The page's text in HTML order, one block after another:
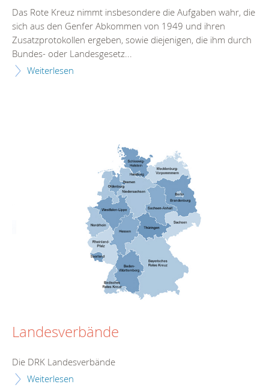
Das Rote Kreuz nimmt insbesondere die Aufgaben wahr, die
sich aus den Genfer Abkommen von 1949 und ihren
Zusatzprotokollen ergeben, sowie diejenigen, die ihm durch
Bundes- oder Landesgesetz...
Weiterlesen
Landesverbände
Die DRK Landesverbände
Weiterlesen